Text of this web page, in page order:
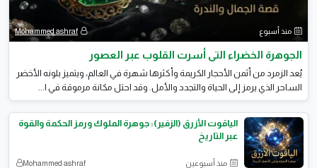
منذ أسبوع Mohammed ashraf
الجوهرة الخضراء التي أسرت القلوب عبر العصور
يُعد الزمرد من أثمن الأحجار الكريمة وأكثرها شهرة في العالم، ويتميز بلونه الأخضر
الساحر الذي يرمز إلى الحياة والتجدد والأمل. وقد احتل مكانة مرموقة في ا...
الياقوت الأزرق (الزفير): جوهرة الملوك ورمز الحكمة والقوة
عبر التاريخ
منذ أسبوعين Mohammed ashraf